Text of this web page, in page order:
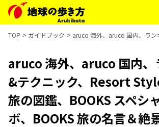
TOP ガイドブック aruco 海外、aruco 国内、ラン
aruco 海外、aruco 国内、
&テクニック、Resort
旅の図鑑、BOOKS スペシ
ボ、BOOKS 旅の名言＆絶